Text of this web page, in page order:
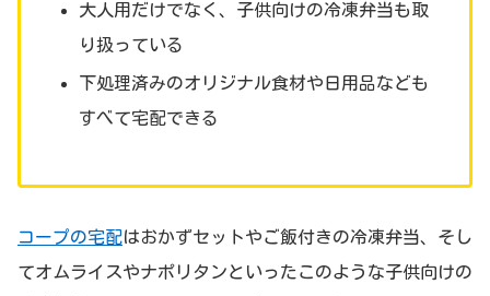
大人用だけでなく、子供向けの冷凍弁当も取
り扱っている
下処理済みのオリジナル食材や日用品なども
すべて宅配できる
コープの宅配はおかずセットやご飯付きの冷凍弁当、そし
てオムライスやナポリタンといったこのような子供向けの